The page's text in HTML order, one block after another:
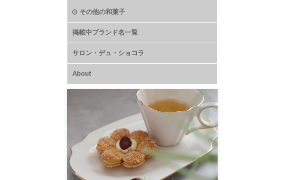
その他の和菓子
掲載中ブランド名一覧
サロン・デュ・ショコラ
About